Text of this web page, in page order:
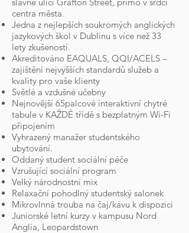
centra města.
Jedna z nejlepších soukromých anglických
jazykových škol v Dublinu s více než 33
lety zkušeností.
Akreditováno EAQUALS, QQI/ACELS –
zajištění nejvyšších standardů služeb a
kvality pro vaše klienty
Světlé a vzdušné učebny
Nejnovější 65palcové interaktivní chytré
tabule v KAŽDÉ třídě s bezplatným Wi-Fi
připojením
Vyhrazený manažer studentského
ubytování.
Oddaný student sociální péče
Vzrušující sociální program
Velký národnostní mix
Relaxační pohodlný studentský salonek
Mikrovlnná trouba na čaj/kávu k dispozici
Juniorské letní kurzy v kampusu Nord
Anglia, Leopardstown